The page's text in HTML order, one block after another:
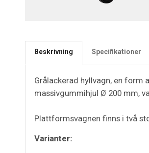
Beskrivning Specifikationer
Grålackerad hyllvagn, en form
massivgummihjul Ø 200 mm,
Plattformsvagnen finns i två
Varianter: